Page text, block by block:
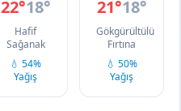
22°18°
Hafif
Sağanak
💧 54%
Yağış
21°18°
Gökgürültülü
Fırtına
💧 50%
Yağış